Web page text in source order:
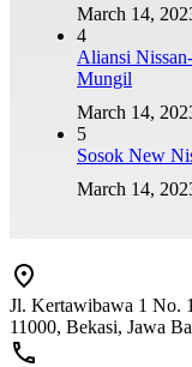
March 14,
4
Aliansi
Mungil
March 14,
5
Sosok New
March 14,
Jl. Kertawibawa 1 No.
11000, Bekasi, Jawa